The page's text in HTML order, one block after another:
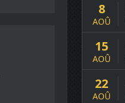
8
AOÛ
15
AOÛ
22
AOÛ